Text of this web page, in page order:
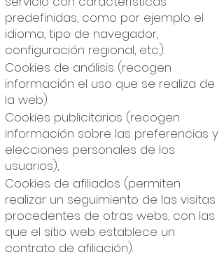
predefinidas, como por ejemplo el
idioma, tipo de navegador,
configuración regional, etc.).
Cookies de análisis (recogen
información el uso que se realiza de
la web).
Cookies publicitarias (recogen
información sobre las preferencias y
elecciones personales de los
usuarios),
Cookies de afiliados (permiten
realizar un seguimiento de las visitas
procedentes de otras webs, con las
que el sitio web establece un
contrato de afiliación).